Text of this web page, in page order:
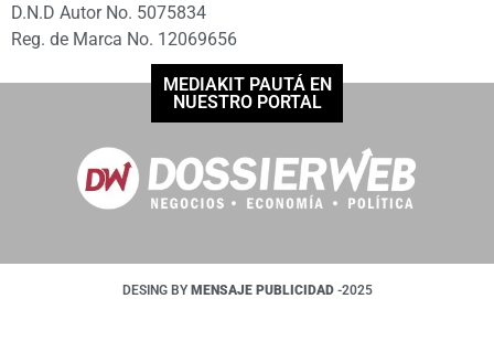
D.N.D Autor No. 5075834
Reg. de Marca No. 12069656
MEDIAKIT PAUTÁ EN
NUESTRO PORTAL
DESING BY MENSAJE PUBLICIDAD -2025